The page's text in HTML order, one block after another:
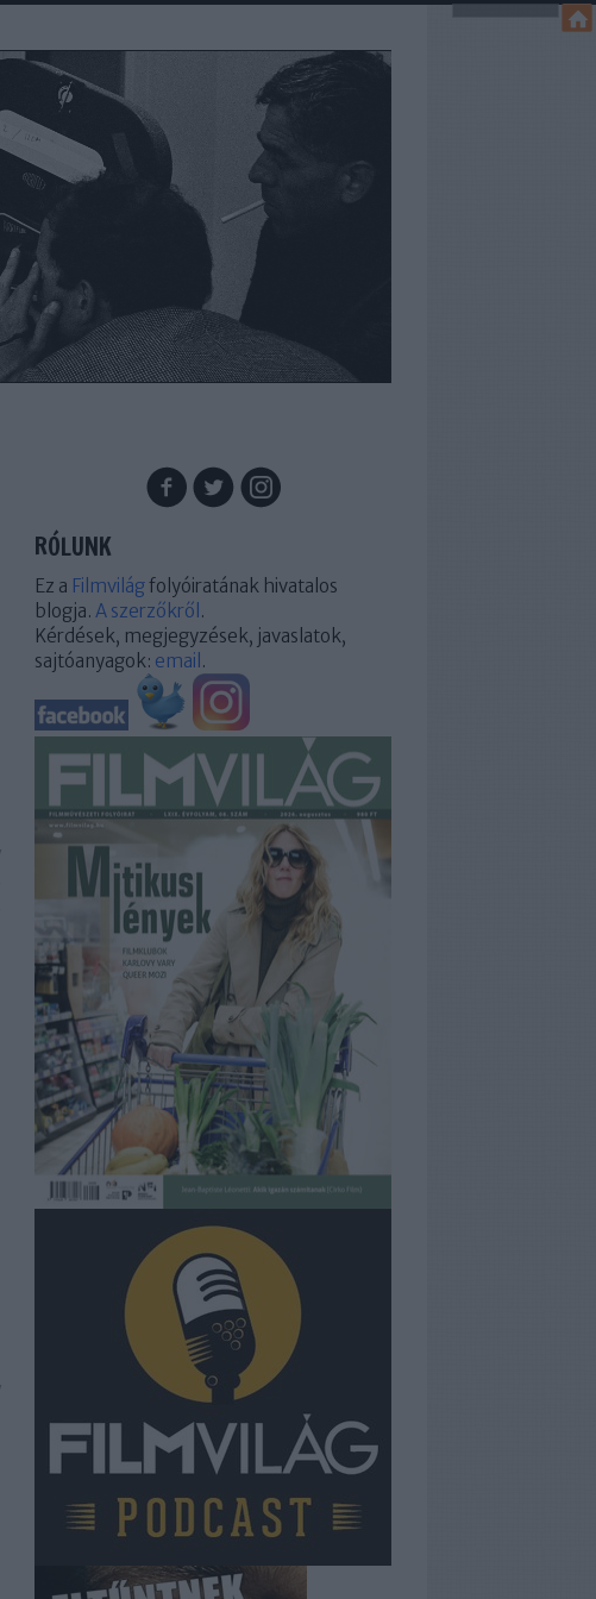
RÓLUNK
Ez a Filmvilágfolyóiratának hivatalos
blogja. A szerzőkről .
Kérdések, megjegyzések, javaslatok,
sajtóanyagok: email .